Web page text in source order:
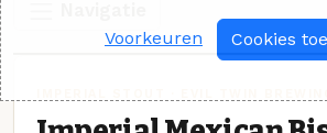
Voorkeuren Cookies